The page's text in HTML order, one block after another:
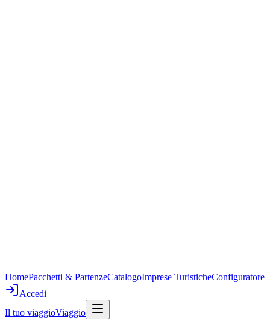
HomePacchetti & PartenzeCatalogoImprese TuristicheConfiguratore
Accedi
Il tuo viaggioViaggio